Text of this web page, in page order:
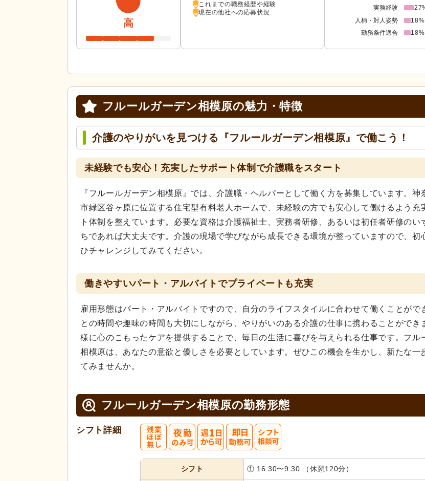
高
これまでの職務経歴や経験
現在の他社への応募状況
実務経験
人柄・対人姿勢
18%
勤務条件適合
18%
フルールガーデン相模原の魅力・特徴
介護のやりがいを見つける『フルールガーデン相模原』で働こう！
未経験でも安心！充実したサポート体制で介護職をスタート
『フルールガーデン相模原』では、介護職・ヘルパーとして働く方を募集しています。神
市緑区谷ヶ原に位置する住宅型有料老人ホームで、未経験の方でも安心して働けるよう充
ト体制を整えています。必要な資格は介護福祉士、実務者研修、あるいは初任者研修のい
ちであれば大丈夫です。介護の現場で学びながら成長できる環境が整っていますので、初
ひチャレンジしてみてください。
働きやすいパート・アルバイトでプライベートも充実
雇用形態はパート・アルバイトですので、自分のライフスタイルに合わせて働くことがで
との時間や趣味の時間も大切にしながら、やりがいのある介護の仕事に携わることができ
様に心のこもったケアを提供することで、毎日の生活に喜びを与えられる仕事です。フル
相模原は、あなたの意欲と優しさを必要としています。ぜひこの機会を生かし、新たな一
てみませんか。
フルールガーデン相模原の勤務形態
シフト詳細
シフト ① 16:30〜9:30 （休憩120分）